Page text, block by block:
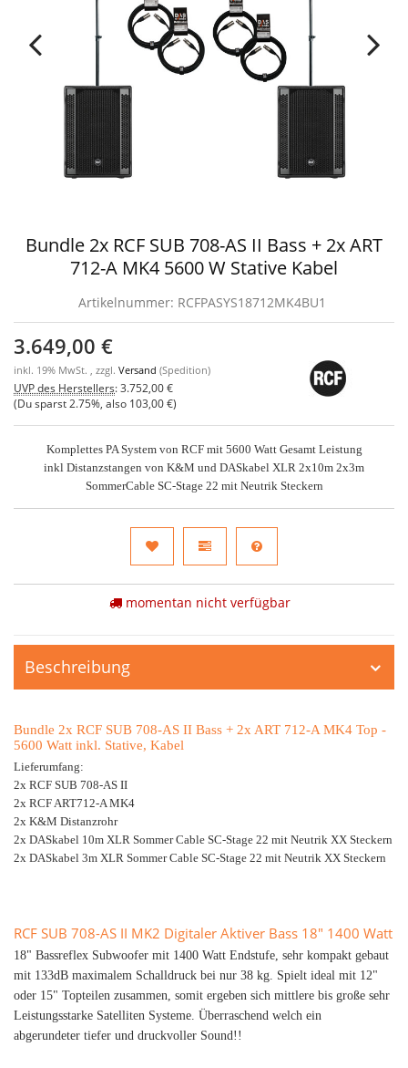
Bundle 2x RCF SUB 708-AS II Bass + 2x ART
712-A MK4 5600 W Stative Kabel
Artikelnummer: RCFPASYS18712MK4BU1
3.649,00 €
inkl. 19% MwSt. , zzgl. Versand (Spedition)
UVP des Herstellers:3.752,00 €
(Du sparst 2.75% , also 103,00 €)
Komplettes PA System von RCF mit 5600 Watt Gesamt Leistung
inkl Distanzstangen von K&M und DASkabel XLR 2x10m 2x3m
SommerCable SC-Stage 22 mit Neutrik Steckern
momentan nicht verfügbar
Beschreibung
Bundle 2x RCF SUB 708-AS II Bass + 2x ART 712-A MK4 Top -
5600 Watt inkl. Stative, Kabel
Lieferumfang:
2x RCF SUB 708-AS II
2x RCF ART712-A MK4
2x K&M Distanzrohr
2x DASkabel 10m XLR Sommer Cable SC-Stage 22 mit Neutrik XX Steckern
2x DASkabel 3m XLR Sommer Cable SC-Stage 22 mit Neutrik XX Steckern
RCF SUB 708-AS II MK2 Digitaler Aktiver Bass 18" 1400 Watt
18" Bassreflex Subwoofer mit 1400 Watt Endstufe, sehr kompakt gebaut
mit 133dB maximalem Schalldruck bei nur 38 kg. Spielt ideal mit 12"
oder 15" Topteilen zusammen, somit ergeben sich mittlere bis große sehr
Leistungsstarke Satelliten Systeme. Überraschend welch ein
abgerundeter tiefer und druckvoller Sound!!